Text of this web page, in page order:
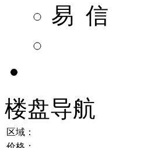
易 信
楼盘导航
区域：